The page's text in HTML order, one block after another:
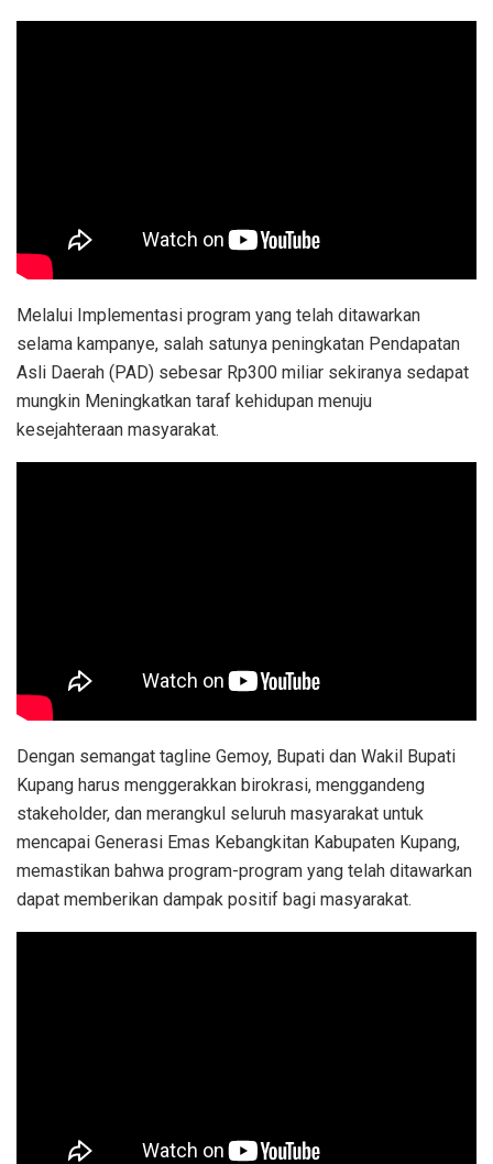
Melalui Implementasi program yang telah ditawarkan
selama kampanye, salah satunya peningkatan Pendapatan
Asli Daerah (PAD) sebesar Rp300 miliar sekiranya sedapat
mungkin Meningkatkan taraf kehidupan menuju
kesejahteraan masyarakat.
Dengan semangat tagline Gemoy, Bupati dan Wakil Bupati
Kupang harus menggerakkan birokrasi, menggandeng
stakeholder, dan merangkul seluruh masyarakat untuk
mencapai Generasi Emas Kebangkitan Kabupaten Kupang,
memastikan bahwa program-program yang telah ditawarkan
dapat memberikan dampak positif bagi masyarakat.